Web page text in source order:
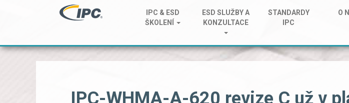
IPC & ESD
ŠKOLENÍ
ESD SLUŽBY A
KONZULTACE
STANDARDY
IPC
O
IPC-WHMA-A-620 revize C už v